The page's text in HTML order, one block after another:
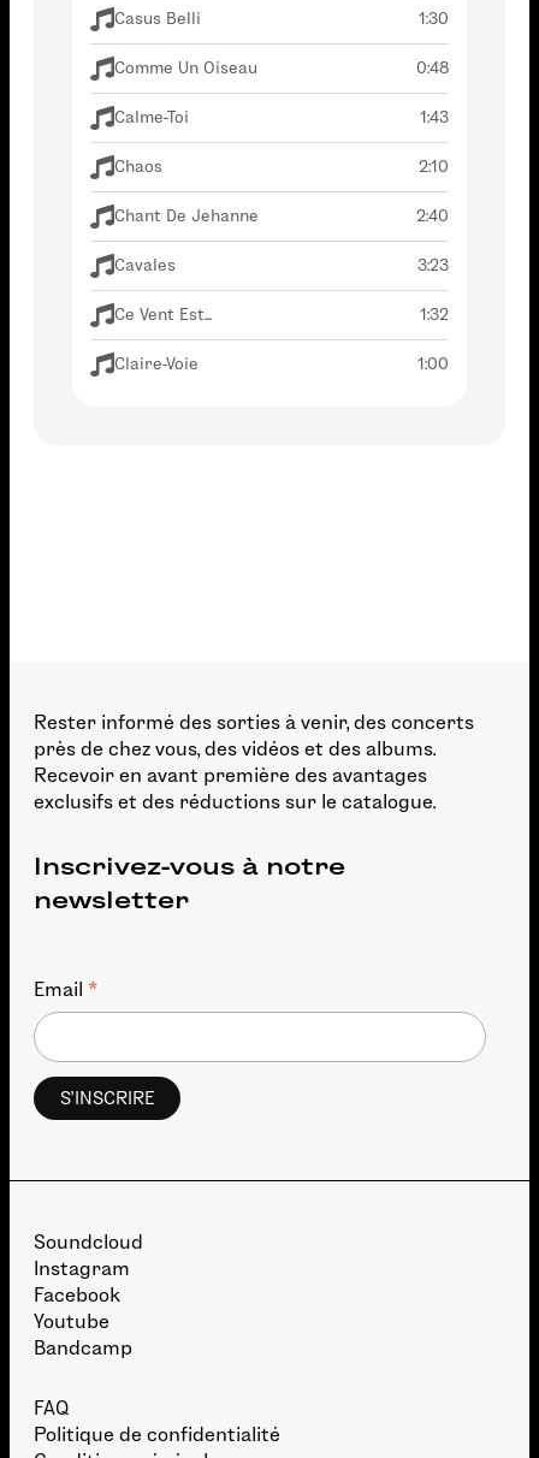
Casus Belli 1:30
Comme Un Oiseau 0:48
Calme-Toi 1:43
Chaos 2:10
Chant De Jehanne 2:40
Cavales 3:23
Ce Vent Est... 1:32
Claire-Voie 1:00
Rester informé des sorties à venir, des concerts
près de chez vous, des vidéos et des albums.
Recevoir en avant première des avantages
exclusifs et des réductions sur le catalogue.
Inscrivez-vous à notre
newsletter
Email *
Soundcloud
Instagram
Facebook
Youtube
Bandcamp
FAQ
Politique de confidentialité